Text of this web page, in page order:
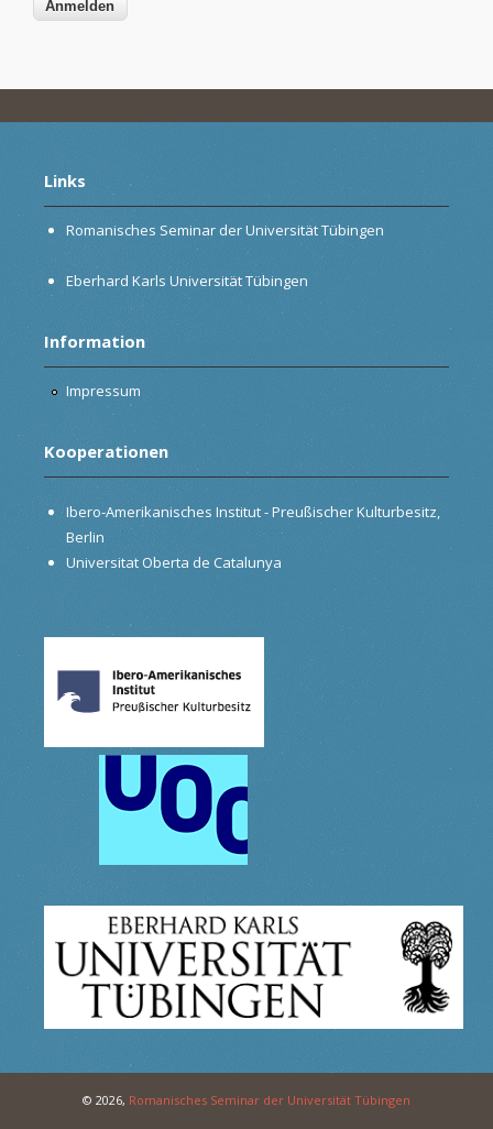
Links
Romanisches Seminar der Universität Tübingen
Eberhard Karls Universität Tübingen
Information
Impressum
Kooperationen
Ibero-Amerikanisches Institut - Preußischer Kulturbesitz,
Berlin
Universitat Oberta de Catalunya
© 2026, Romanisches Seminar der Universität Tübingen